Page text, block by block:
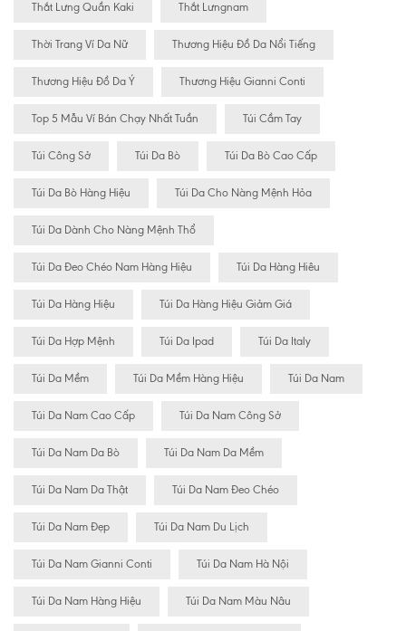
Thắt Lưng Quần Kaki Thắt Lưngnam
Thời Trang Ví Da Nữ Thương Hiệu Đồ Da Nổi Tiếng
Thương Hiệu Đồ Da Ý Thương Hiệu Gianni Conti
Top 5 Mẫu Ví Bán Chạy Nhất Tuần Túi Cầm Tay
Túi Công Sở Túi Da Bò Túi Da Bò Cao Cấp
Túi Da Bò Hàng Hiệu Túi Da Cho Nàng Mệnh Hỏa
Túi Da Dành Cho Nàng Mệnh Thổ
Túi Da Đeo Chéo Nam Hàng Hiệu Túi Da Hàng Hiêu
Túi Da Hàng Hiệu Túi Da Hàng Hiệu Giảm Giá
Túi Da Hợp Mệnh Túi Da Ipad Túi Da Italy
Túi Da Mềm Túi Da Mềm Hàng Hiệu Túi Da Nam
Túi Da Nam Cao Cấp Túi Da Nam Công Sở
Túi Da Nam Da Bò Túi Da Nam Da Mềm
Túi Da Nam Da Thật Túi Da Nam Đeo Chéo
Túi Da Nam Đẹp Túi Da Nam Du Lịch
Túi Da Nam Gianni Conti Túi Da Nam Hà Nội
Túi Da Nam Hàng Hiệu Túi Da Nam Màu Nâu